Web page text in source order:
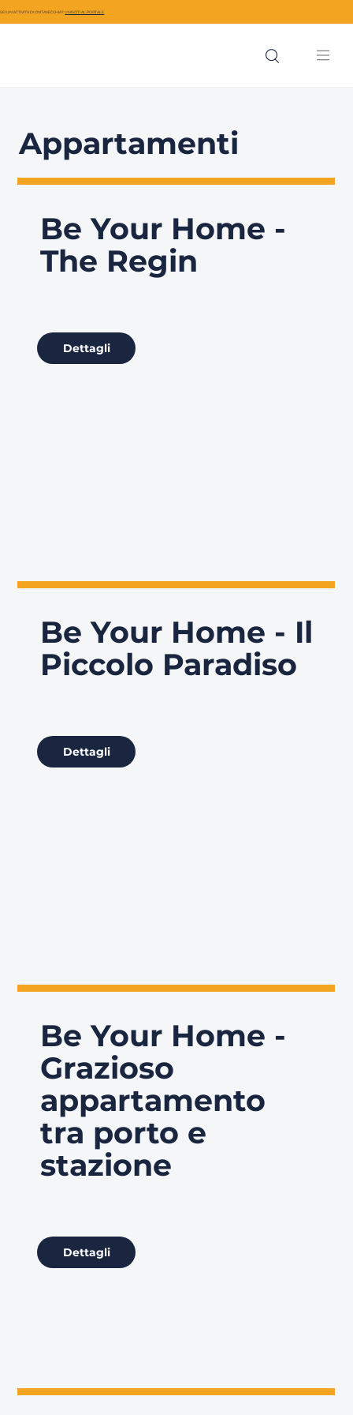
SEI UN’ATTIVITÀ DI CIVITAVECCHIA?UNISCITI AL PORTALE
Appartamenti
Be Your Home -
The Regin
Dettagli
Be Your Home - Il
Piccolo Paradiso
Dettagli
Be Your Home -
Grazioso
appartamento
tra porto e
stazione
Dettagli